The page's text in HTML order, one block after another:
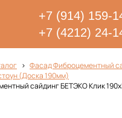
+7 (914) 159-
+7 (4212) 24-
Фасад Фиброцементный
(Доска 190мм)
сайдинг БЕТЭКО Клик